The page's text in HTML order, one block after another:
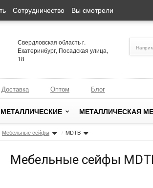
Сотрудничество Вы смотрели
Свердловская область г.
Екатеринбург, Посадская улица,
18
Доставка Оптом Блог
МЕТАЛЛИЧЕСКАЯ
Мебельные сейфы / MDTB
Мебельные сейфы